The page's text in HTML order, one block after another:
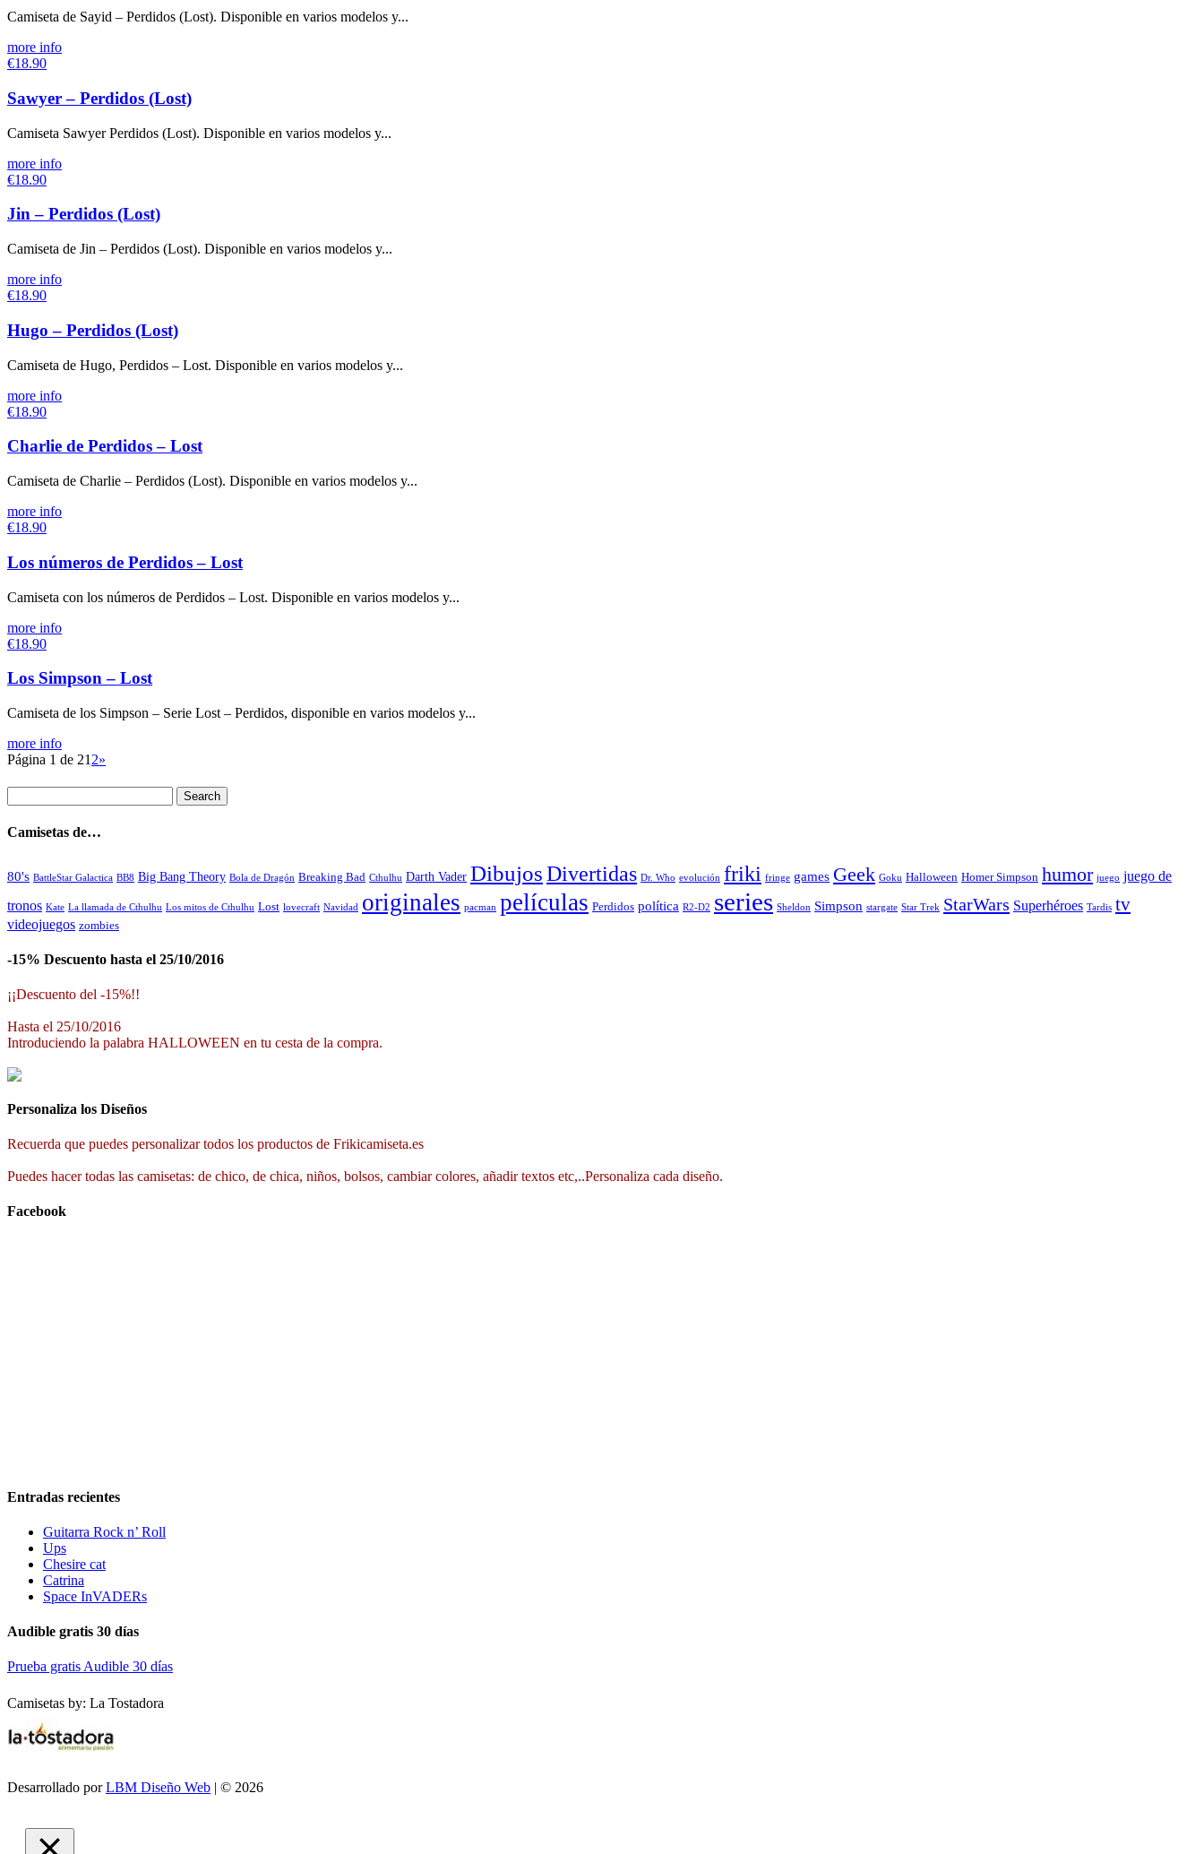
Camiseta de Sayid – Perdidos (Lost). Disponible en varios modelos y...
more info
€18.90
Sawyer – Perdidos (Lost)
Camiseta Sawyer Perdidos (Lost). Disponible en varios modelos y...
more info
€18.90
Jin – Perdidos (Lost)
Camiseta de Jin – Perdidos (Lost). Disponible en varios modelos y...
more info
€18.90
Hugo – Perdidos (Lost)
Camiseta de Hugo, Perdidos – Lost. Disponible en varios modelos y...
more info
€18.90
Charlie de Perdidos – Lost
Camiseta de Charlie – Perdidos (Lost). Disponible en varios modelos y...
more info
€18.90
Los números de Perdidos – Lost
Camiseta con los números de Perdidos – Lost. Disponible en varios modelos y...
more info
€18.90
Los Simpson – Lost
Camiseta de los Simpson – Serie Lost – Perdidos, disponible en varios modelos y...
more info
Página 1 de 21 2»
Camisetas de…
80's BattleStar Galactica BB8 Big Bang Theory Bola de Dragón Breaking Bad Cthulhu Darth Vader DibujosDivertidas Dr. Who evolución friki fringe games Geek Goku Halloween Homer Simpson humor juego juego de
tronos Kate La llamada de Cthulhu Los mitos de Cthulhu Lost lovecraft Navidad originales pacman películas Perdidos política R2-D2 series Sheldon Simpson stargate Star Trek StarWars Superhéroes Tardis tv
videojuegos zombies
-15% Descuento hasta el 25/10/2016
¡¡Descuento del -15%!!
Hasta el 25/10/2016
Introduciendo la palabra HALLOWEEN en tu cesta de la compra.
Personaliza los Diseños
Recuerda que puedes personalizar todos los productos de Frikicamiseta.es
Puedes hacer todas las camisetas: de chico, de chica, niños, bolsos, cambiar colores, añadir textos etc,..Personaliza cada diseño.
Facebook
Entradas recientes
Guitarra Rock n’ Roll
Ups
Chesire cat
Catrina
Space InVADERs
Audible gratis 30 días
Prueba gratis Audible 30 días
Camisetas by: La Tostadora
Desarrollado porLBM Diseño Web | © 2026